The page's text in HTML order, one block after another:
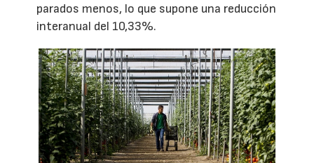
parados menos, lo que supone una reducción
interanual del 10,33%.